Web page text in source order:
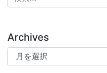
Archives
Archives